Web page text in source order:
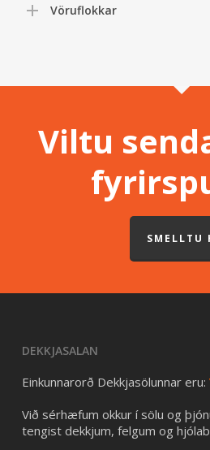
Vöruflokkar
Viltu
SMELLTU
DEKKJASALAN
Einkunnarorð Dekkjasölunnar eru:
Við sérhæfum okkur í sölu og
tengist dekkjum, felgum og